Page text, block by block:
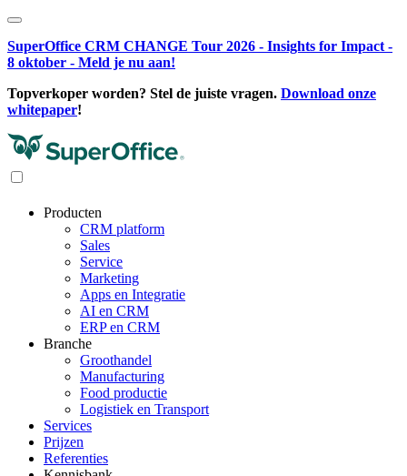
SuperOffice CRM CHANGE Tour 2026 - Insights for Impact -
8 oktober - Meld je nu aan!
Topverkoper worden? Stel de juiste vragen. Download onze
whitepaper!
Producten
CRM platform
Sales
Service
Marketing
Apps en Integratie
AI en CRM
ERP en CRM
Branche
Groothandel
Manufacturing
Food productie
Logistiek en Transport
Services
Prijzen
Referenties